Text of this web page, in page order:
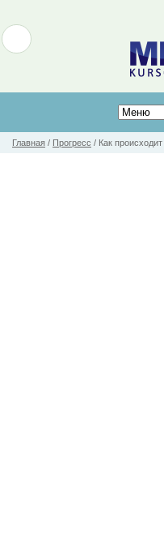
Главная / Прогресс / Как